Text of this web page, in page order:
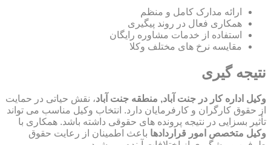
ارائه مدارک کامل و منظم
همکاری فعال در روند پیگیری
استفاده از خدمات مشاوره رایگان
مقایسه نرخ های مختلف وکلا
نتیجه گیری
وکیل اداره کار در جنت آباد, منطقه جنت آباد، نقش حیاتی در حمایت
از حقوق کارگران و کارفرمایان دارد. انتخاب وکیل مناسب می تواند
تأثیر بسزایی در نتیجه پرونده های حقوقی داشته باشد. همکاری با
وکیل متخصص امور قراردادها باعث اطمینان از رعایت حقوق